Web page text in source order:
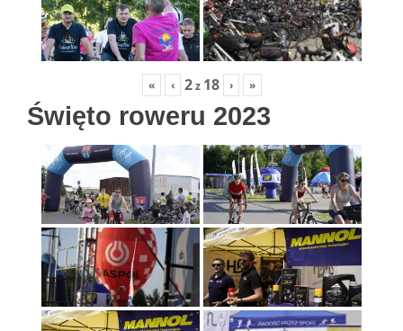
« ‹ 2z 18 › »
Święto roweru 2023